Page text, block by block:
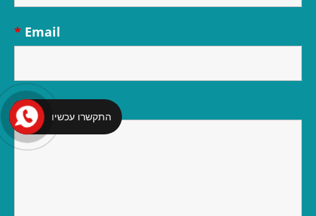
Email
*
Message
*
התקשרו עכשיו